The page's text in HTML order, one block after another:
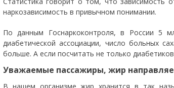
наркозависимость в привычном понимании.
По данным Госнаркоконтроля, в России 5
диабетической ассоциации, число больных
больше. А если посчитать не только
Уважаемые пассажиры, жир